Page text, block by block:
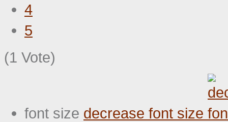
4
5
(1 Vote)
font size decrease font size